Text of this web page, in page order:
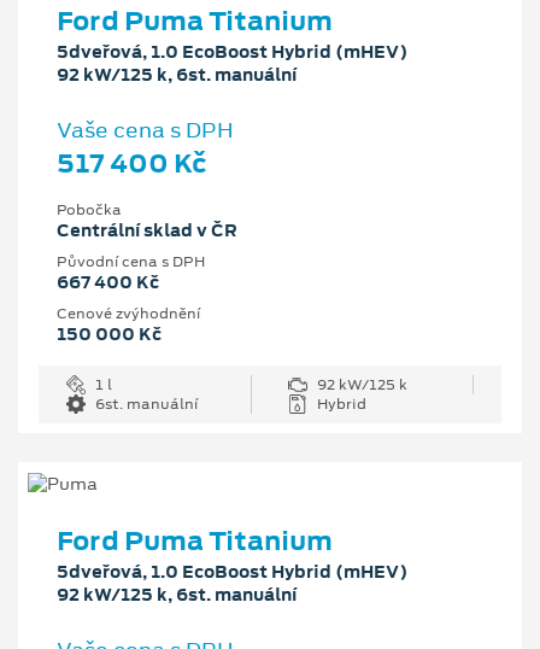
Ford Puma Titanium
5dveřová, 1.0 EcoBoost Hybrid (mHEV)
92 kW/125 k, 6st. manuální
Vaše cena s DPH
517 400 Kč
Pobočka
Centrální sklad v ČR
Původní cena s DPH
667 400 Kč
Cenové zvýhodnění
150 000 Kč
1 l
92 kW/125 k
6st. manuální
Hybrid
Ford Puma Titanium
5dveřová, 1.0 EcoBoost Hybrid (mHEV)
92 kW/125 k, 6st. manuální